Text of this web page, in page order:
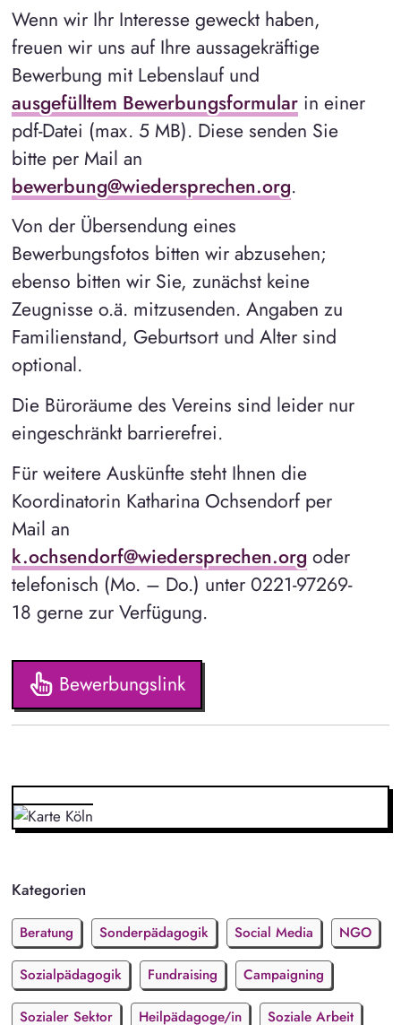
Wenn wir Ihr Interesse geweckt haben,
freuen wir uns auf Ihre aussagekräftige
Bewerbung mit Lebenslauf und
ausgefülltem Bewerbungsformularin einer
pdf-Datei (max. 5 MB). Diese senden Sie
bitte per Mail an
bewerbung@wiedersprechen.org.
Von der Übersendung eines
Bewerbungsfotos bitten wir abzusehen;
ebenso bitten wir Sie, zunächst keine
Zeugnisse o.ä. mitzusenden. Angaben zu
Familienstand, Geburtsort und Alter sind
optional.
Die Büroräume des Vereins sind leider nur
eingeschränkt barrierefrei.
Für weitere Auskünfte steht Ihnen die
Koordinatorin Katharina Ochsendorf per
Mail an
k.ochsendorf@wiedersprechen.org oder
telefonisch (Mo. – Do.) unter 0221-97269-
18 gerne zur Verfügung.
Bewerbungslink
Kategorien
Beratung Sonderpädagogik Social Media NGO
Sozialpädagogik Fundraising Campaigning
Sozialer Sektor Heilpädagoge/in Soziale Arbeit